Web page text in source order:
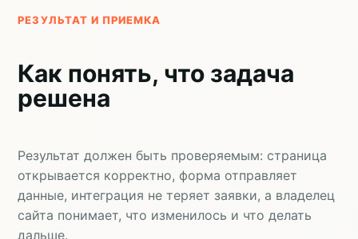
РЕЗУЛЬТАТ И ПРИЕМКА
Как понять, что задача
решена
Результат должен быть проверяемым: страница
открывается корректно, форма отправляет
данные, интеграция не теряет заявки, а владелец
сайта понимает, что изменилось и что делать
дальше.